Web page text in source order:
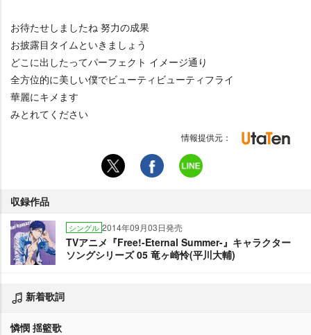
お待たせしましたね 努力の成果
お披露目タイムといきましょう
どこに出したってパーフェクト イメージ通り
全方位的に美しい僕でビューティビューティフライ
華麗にキメます
みとれてください
情報提供元：
収録作品
シングル 2014年09月03日発売
TVアニメ『Free!-Eternal Summer-』キャラクター
ソングシリーズ 05 竜ヶ崎怜(平川大輔)
新着歌詞
憐憫 揺籃歌